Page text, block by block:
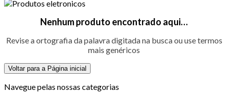
Nenhum produto encontrado aqui…
Revise a ortografia da palavra digitada na busca ou use termos
mais genéricos
Voltar para a Página inicial
Navegue pelas nossas categorias